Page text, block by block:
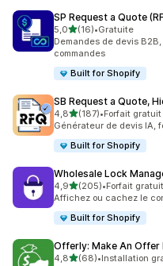
SP Request a Quote
5,0étoile(s) sur 5
(16)
16 avis au total
•Gratuite
Demandes de devis
commandes
Built for Shopify
SB Request a Quote,
4,8étoile(s) sur 5
(187)
187 avis au total
•Forfait
Générateur de devis IA,
Built for Shopify
Wholesale Lock
4,9étoile(s) sur 5
(205)
205 avis au total
•Forfait
Affichez ou cachez le
Built for Shopify
Offerly: Make An Offer
4,8étoile(s) sur 5
(68)
68 avis au total
•Installation